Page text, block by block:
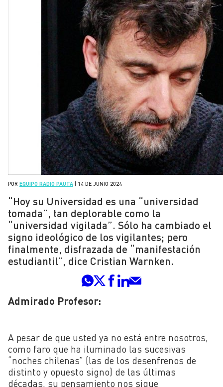
POR EQUIPO RADIO PAUTA 14 DE JUNIO 2024
“Hoy su Universidad es una “universidad
tomada”, tan deplorable como la
“universidad vigilada”. Sólo ha cambiado el
signo ideológico de los vigilantes; pero
finalmente, disfrazada de “manifestación
estudiantil”, dice Cristian Warnken.
Admirado Profesor:
A pesar de que usted ya no está entre nosotros,
como faro que ha iluminado las sucesivas
“noches chilenas” (las de los desenfrenos de
distinto y opuesto signo) de las últimas
décadas, su pensamiento nos sigue